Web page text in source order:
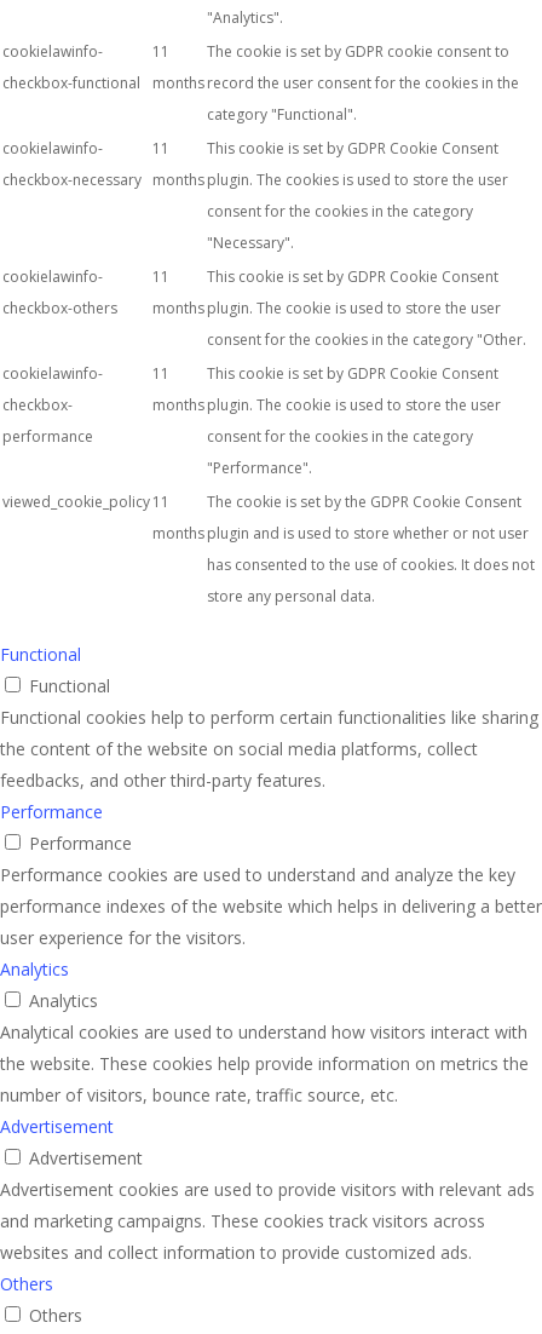
"Analytics".
cookielawinfo-
checkbox-functional
11
months
The cookie is set by GDPR cookie consent to
record the user consent for the cookies in the
category "Functional".
cookielawinfo-
checkbox-necessary
11
months
This cookie is set by GDPR Cookie Consent
plugin. The cookies is used to store the user
consent for the cookies in the category
"Necessary".
cookielawinfo-
checkbox-others
11
months
This cookie is set by GDPR Cookie Consent
plugin. The cookie is used to store the user
consent for the cookies in the category "Other.
cookielawinfo-
checkbox-
performance
11
months
This cookie is set by GDPR Cookie Consent
plugin. The cookie is used to store the user
consent for the cookies in the category
"Performance".
viewed_cookie_policy11
months
The cookie is set by the GDPR Cookie Consent
plugin and is used to store whether or not user
has consented to the use of cookies. It does not
store any personal data.
Functional
Functional
Functional cookies help to perform certain functionalities like sharing
the content of the website on social media platforms, collect
feedbacks, and other third-party features.
Performance
Performance
Performance cookies are used to understand and analyze the key
performance indexes of the website which helps in delivering a better
user experience for the visitors.
Analytics
Analytics
Analytical cookies are used to understand how visitors interact with
the website. These cookies help provide information on metrics the
number of visitors, bounce rate, traffic source, etc.
Advertisement
Advertisement
Advertisement cookies are used to provide visitors with relevant ads
and marketing campaigns. These cookies track visitors across
websites and collect information to provide customized ads.
Others
Others